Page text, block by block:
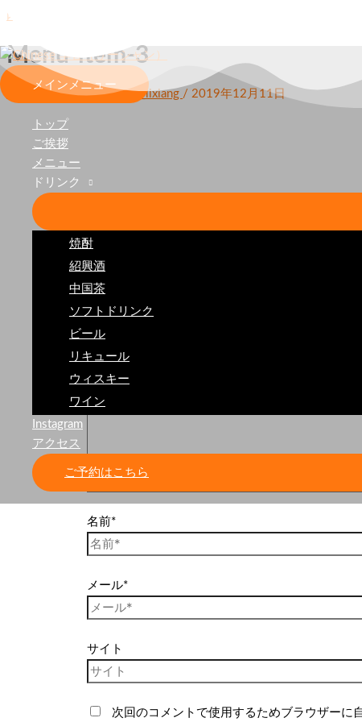
内容をスキップ
メインメニュー
トップ
ご挨拶
メニュー
ドリンク
焼酎
紹興酒
中国茶
ソフトドリンク
ビール
リキュール
ウィスキー
ワイン
Instagram
アクセス
ご予約はこちら
Menu-item-3
コメントする / Byadmin_lixiang / 2019年12月11日
コメントを残す
メールアドレスが公開されることはありません。
名前*
メール*
サイト
次回のコメントで使用するためブラウザーに